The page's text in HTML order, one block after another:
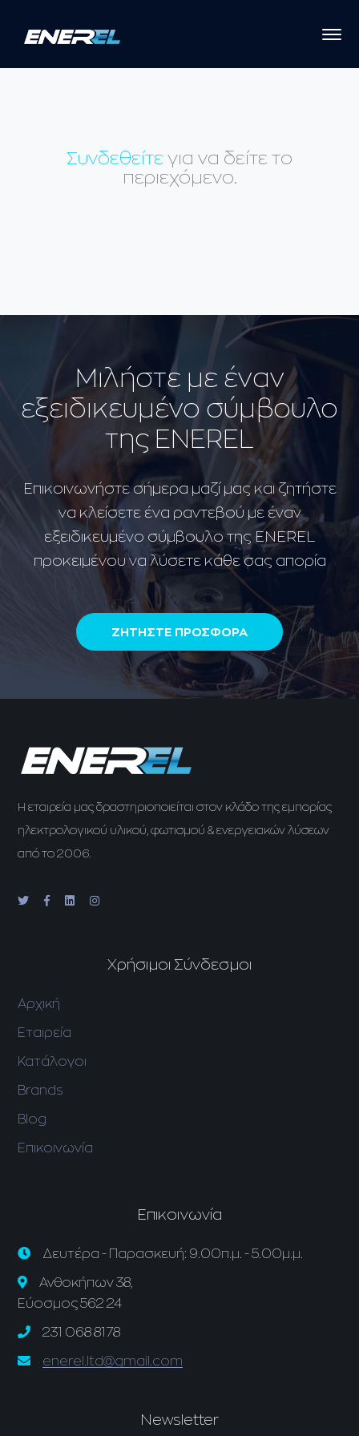
Συνδεθείτε για να δείτε το
περιεχόμενο.
Μιλήστε με έναν
εξειδικευμένο σύμβουλο
της ENEREL
Επικοινωνήστε σήμερα μαζί μας και ζητήστε
να κλείσετε ένα ραντεβού με έναν
εξειδικευμένο σύμβουλο της ENEREL
προκειμένου να λύσετε κάθε σας απορία
ΖΗΤΗΣΤΕ ΠΡΟΣΦΟΡΑ
H εταιρεία μας δραστηριοποιείται στον κλάδο της εμπορίας
ηλεκτρολογικού υλικού, φωτισμού & ενεργειακών λύσεων
από το 2006.
Χρήσιμοι Σύνδεσμοι
Αρχική
Εταιρεία
Κατάλογοι
Brands
Blog
Επικοινωνία
Επικοινωνία
Δευτέρα - Παρασκευή: 9.00π.μ. - 5.00μ.μ.
Ανθοκήπων 38,
Εύοσμος 562 24
231 068 8178
enerel.ltd@gmail.com
Newsletter